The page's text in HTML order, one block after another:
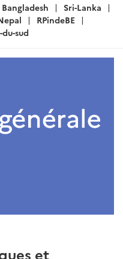
Bangladesh
Sri-Lanka
RPindeBE
du-sud
et